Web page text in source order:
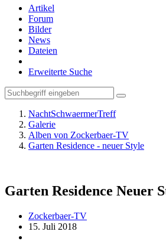
Artikel
Forum
Bilder
News
Dateien
Erweiterte Suche
NachtSchwaermerTreff
Galerie
Alben von Zockerbaer-TV
Garten Residence - neuer Style
Garten Residence Neuer
Zockerbaer-TV
15. Juli 2018